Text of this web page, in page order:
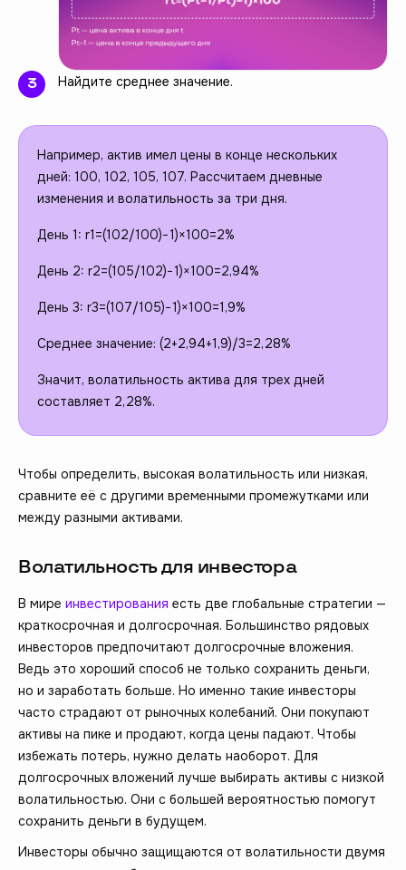
Найдите среднее значение.
Например, актив имел цены в конце нескольких
дней: 100, 102, 105, 107. Рассчитаем дневные
изменения и волатильность за три дня.
День 1: r1=(102/100)−1)×100=2%
День 2: r2=(105/102)−1)×100=2,94%
День 3: r3=(107/105)−1)×100=1,9%
Среднее значение: (2+2,94+1,9)/3=2,28%
Значит, волатильность актива для трех дней
составляет 2,28%.
Чтобы определить, высокая волатильность или низкая,
сравните её с другими временными промежутками или
между разными активами.
Волатильность для инвестора
В мире инвестирования есть две глобальные стратегии —
краткосрочная и долгосрочная. Большинство рядовых
инвесторов предпочитают долгосрочные вложения.
Ведь это хороший способ не только сохранить деньги,
но и заработать больше. Но именно такие инвесторы
часто страдают от рыночных колебаний. Они покупают
активы на пике и продают, когда цены падают. Чтобы
избежать потерь, нужно делать наоборот. Для
долгосрочных вложений лучше выбирать активы с низкой
волатильностью. Они с большей вероятностью помогут
сохранить деньги в будущем.
Инвесторы обычно защищаются от волатильности двумя